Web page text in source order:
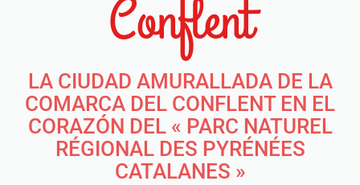
Conflent
LA CIUDAD AMURALLADA DE LA
COMARCA DEL CONFLENT EN EL
CORAZÓN DEL « PARC NATUREL
RÉGIONAL DES PYRÉNÉES
CATALANES »